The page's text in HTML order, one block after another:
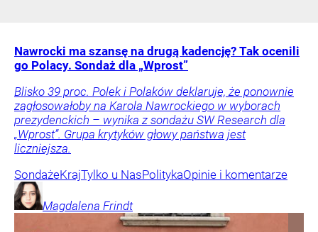
Nawrocki ma szansę na drugą kadencję? Tak ocenili
go Polacy. Sondaż dla „Wprost”
Blisko 39 proc. Polek i Polaków deklaruje, że ponownie
zagłosowałoby na Karola Nawrockiego w wyborach
prezydenckich – wynika z sondażu SW Research dla
„Wprost”. Grupa krytyków głowy państwa jest
liczniejsza.
SondażeKrajTylko u NasPolitykaOpinie i komentarze
Magdalena Frindt